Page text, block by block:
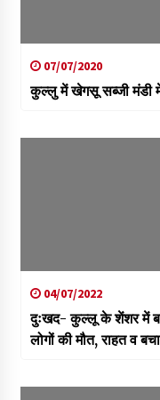
07/07/2020
कुल्लु में खेगसू सब्जी मंडी
04/07/2022
दुःखद- कुल्लू के शेंशर में बड़ा हादसा, अंजली बस दुर्घटना में 15-16
लोगों की मौत, राहत व